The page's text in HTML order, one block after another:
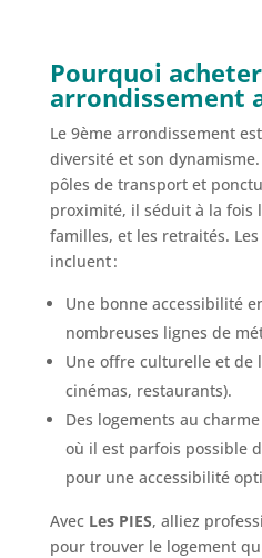
Pourquoi
arrondissement
Le 9ème arrondissement
diversité et son
pôles de transport et
proximité, il séduit à la fois
familles, et les retraités.
incluent :
Une bonne accessibilité
nombreuses lignes de
Une offre culturelle et de
cinémas, restaurants).
Des logements au
où il est parfois possible
pour une accessibilité
Avec Les PIES, alliez
pour trouver le logement